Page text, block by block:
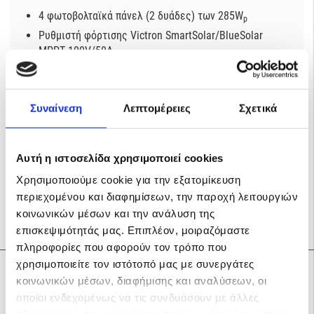
Συναίνεση Λεπτομέρειες Σχετικά
Αυτή η ιστοσελίδα χρησιμοποιεί cookies
Χρησιμοποιούμε cookie για την εξατομίκευση
περιεχομένου και διαφημίσεων, την παροχή λειτουργιών
κοινωνικών μέσων και την ανάλυση της
επισκεψιμότητάς μας. Επιπλέον, μοιραζόμαστε
πληροφορίες που αφορούν τον τρόπο που
χρησιμοποιείτε τον ιστότοπό μας με συνεργάτες
κοινωνικών μέσων, διαφήμισης και αναλύσεων, οι
οποίοι ενδεχομένως να τις συνδυάσουν με άλλες
4 φωτοβολταϊκά πάνελ (2 δυάδες) των 285Wp
Ρυθμιστή φόρτισης Victron SmartSolar/BlueSolar
MPPT 100V/50A
για ημερήσια παραγωγή ενέργειας έως 6kWh
– ενδείξεις min-max.
Τοποθέτηση σε καλά αεριζόμενο χώρο.
Σχετικά προϊόντα